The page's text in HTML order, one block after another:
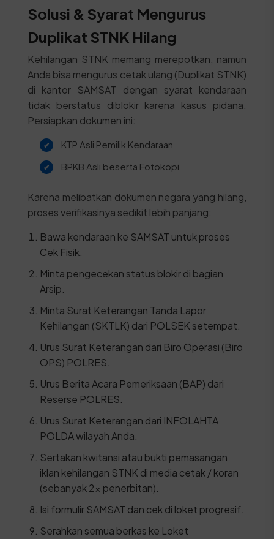
Solusi & Syarat Mengurus
Duplikat STNK Hilang
Kehilangan STNK memang merepotkan, namun
Anda bisa mengurus cetak ulang (Duplikat STNK)
di kantor SAMSAT dengan syarat kendaraan
tidak berstatus diblokir karena kasus pidana.
Persiapkan dokumen ini:
KTP Asli Pemilik Kendaraan
BPKB Asli beserta Fotokopi
Karena melibatkan dokumen negara yang hilang,
proses verifikasinya sedikit lebih panjang:
Bawa kendaraan ke SAMSAT untuk proses
Cek Fisik.
Minta pengecekan status blokir di bagian
Arsip.
Minta Surat Keterangan Tanda Lapor
Kehilangan (SKTLK) dari POLSEK setempat.
Urus Surat Keterangan dari Biro Operasi (Biro
OPS) POLRES.
Urus Berita Acara Pemeriksaan (BAP) dari
Reserse POLRES.
Urus Surat Keterangan dari INFOLAHTA
POLDA wilayah Anda.
Sertakan kwitansi atau bukti pemasangan
iklan kehilangan STNK di media cetak / koran
(sebanyak 2x penerbitan).
Isi formulir SAMSAT dan cek di loket progresif.
Serahkan semua berkas ke Loket